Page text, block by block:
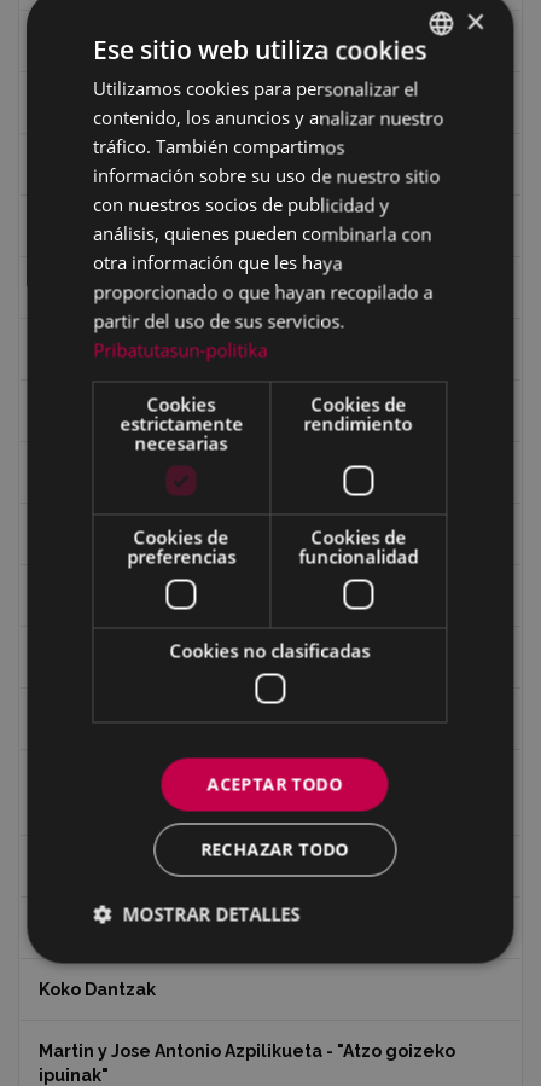
Ciclismo
Dibujos de Julen Zabaleta
Eibar desde el aire
Eibartarren ahotan
Ermitas
Fondo Bolumburu
Fondo Carlos Narbaiza
Iglesia de Azitain
Ignacio Zuloaga (1870-2020)
Ignacio Zuloaga, cuadros del autor en las tiendas de
Indalecio Ojanguren Diputación de Gipuzkoa
Juan Antonio Palacios HARRIA
Koko Dantzak
Martin y Jose Antonio Azpilikueta - "Atzo goizeko
ipuinak"
BASQUE
SPANISH
×
Ese sitio web utiliza cookies
Utilizamos cookies para personalizar el
contenido, los anuncios y analizar nuestro
tráfico. También compartimos
información sobre su uso de nuestro sitio
con nuestros socios de publicidad y
análisis, quienes pueden combinarla con
otra información que les haya
proporcionado o que hayan recopilado a
partir del uso de sus servicios.
Pribatutasun-politika
Cookies
estrictamente
necesarias
Cookies de
rendimiento
Cookies de
preferencias
Cookies de
funcionalidad
Cookies no clasificadas
ACEPTAR TODO
RECHAZAR TODO
MOSTRAR DETALLES